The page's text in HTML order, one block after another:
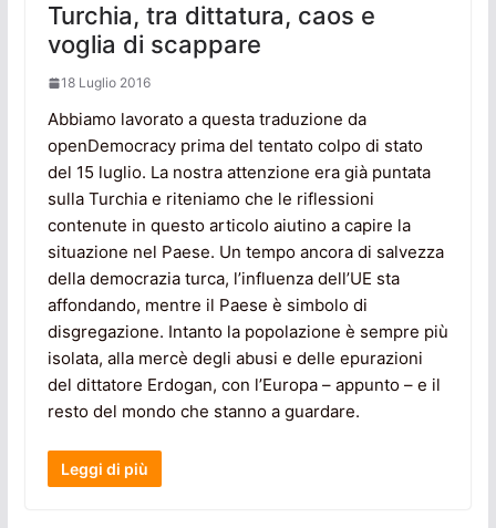
Turchia, tra dittatura, caos e
voglia di scappare
18 Luglio 2016
Abbiamo lavorato a questa traduzione da
openDemocracy prima del tentato colpo di stato
del 15 luglio. La nostra attenzione era già puntata
sulla Turchia e riteniamo che le riflessioni
contenute in questo articolo aiutino a capire la
situazione nel Paese. Un tempo ancora di salvezza
della democrazia turca, l’influenza dell’UE sta
affondando, mentre il Paese è simbolo di
disgregazione. Intanto la popolazione è sempre più
isolata, alla mercè degli abusi e delle epurazioni
del dittatore Erdogan, con l’Europa – appunto – e il
resto del mondo che stanno a guardare.
Leggi di più